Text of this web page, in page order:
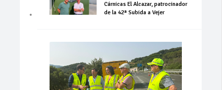
Cárnicas El Alcazar, patrocinador
de la 42ª Subida a Vejer